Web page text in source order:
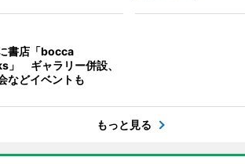
書店「bocca
」 ギャラリー併設、
などイベントも
もっと見る